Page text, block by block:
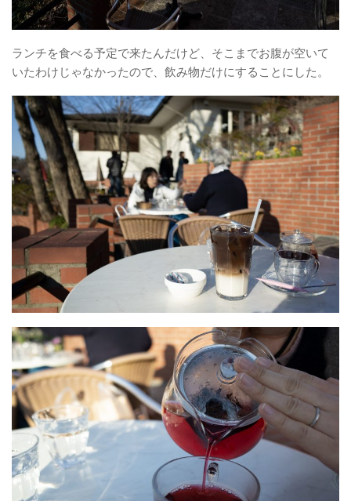
ランチを食べる予定で来たんだけど、そこまでお腹が空いて
いたわけじゃなかったので、飲み物だけにすることにした。